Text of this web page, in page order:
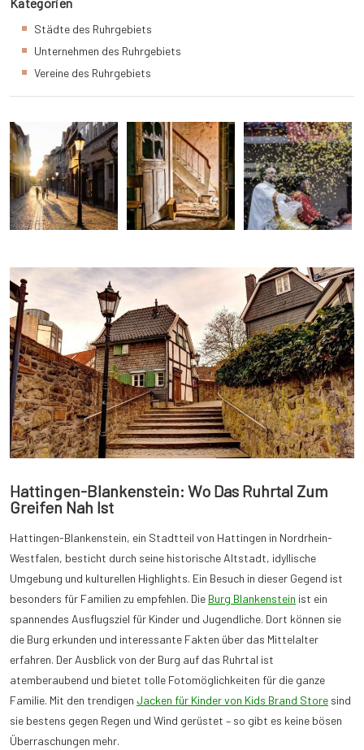
Hattingen-Blankenstein: Wo Das Ruhrtal Zum
Greifen Nah Ist
Hattingen-Blankenstein, ein Stadtteil von Hattingen in Nordrhein-
Westfalen, besticht durch seine historische Altstadt, idyllische
Umgebung und kulturellen Highlights. Ein Besuch in dieser Gegend ist
besonders für Familien zu empfehlen. Die Burg Blankenstein ist ein
spannendes Ausflugsziel für Kinder und Jugendliche. Dort können sie
die Burg erkunden und interessante Fakten über das Mittelalter
erfahren. Der Ausblick von der Burg auf das Ruhrtal ist
atemberaubend und bietet tolle Fotomöglichkeiten für die ganze
Familie. Mit den trendigen Jacken für Kinder von Kids Brand Store sind
sie bestens gegen Regen und Wind gerüstet – so gibt es keine bösen
Überraschungen mehr.
Städte des Ruhrgebiets
Unternehmen des Ruhrgebiets
Vereine des Ruhrgebiets